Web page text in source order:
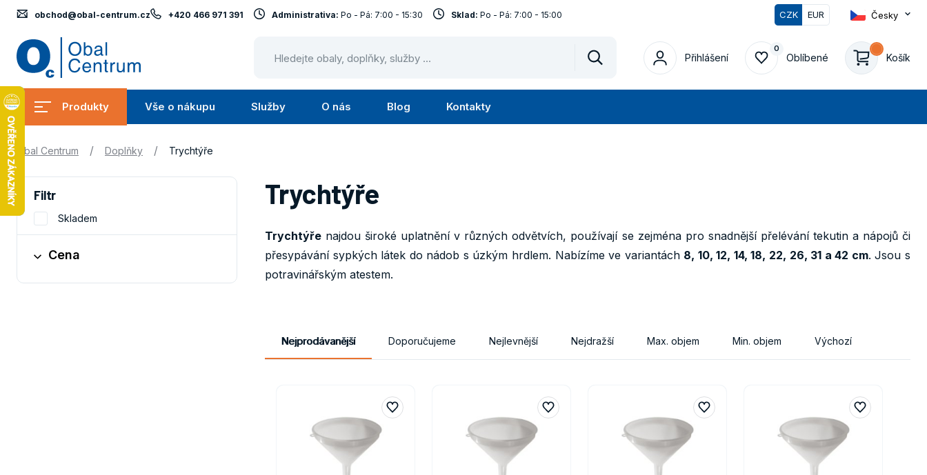
CZK EUR Česky
Vyhledat
Přihlášení Oblíbené
0
Košík
Produkty Vše o nákupu
nákupu
Služby O nás Blog Kontakty
obchod@obal-centrum.cz +420 466 971 391 Administrativa: Po - Pá: 7:00 - 15:30 Sklad: Po - Pá: 7:00 - 15:00
Obal Centrum / Doplňky / Trychtýře
Trychtýře
Trychtýře najdou široké uplatnění v různých odvětvích, používají se zejména pro snadnější přelévání tekutin a nápojů či
přesypávání sypkých látek do nádob s úzkým hrdlem. Nabízíme ve variantách 8, 10, 12, 14, 18, 22, 26, 31 a 42 cm. Jsou s
potravinářským atestem.
Filtr
Skladem
Cena
Nejprodávanější Doporučujeme Nejlevnější Nejdražší Max. objem Min. objem Výchozí